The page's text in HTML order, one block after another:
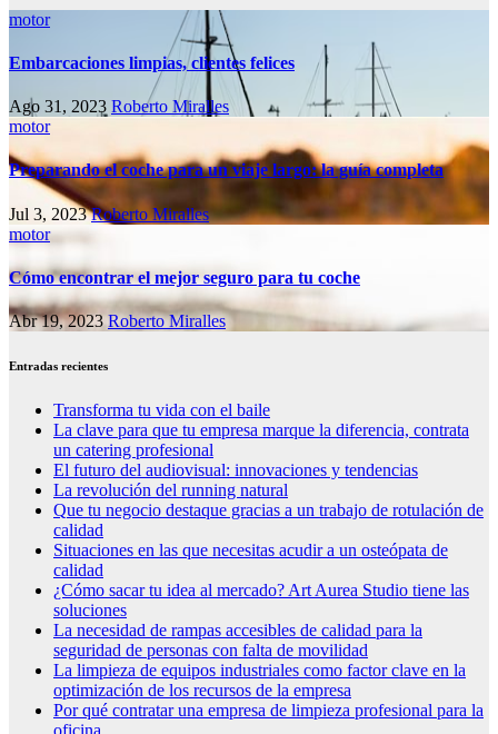
motor
Embarcaciones limpias, clientes felices
Ago 31, 2023 Roberto Miralles
motor
Preparando el coche para un viaje largo: la guía completa
Jul 3, 2023Roberto Miralles
motor
Cómo encontrar el mejor seguro para tu coche
Abr 19, 2023Roberto Miralles
Entradas recientes
Transforma tu vida con el baile
La clave para que tu empresa marque la diferencia, contrata
un catering profesional
El futuro del audiovisual: innovaciones y tendencias
La revolución del running natural
Que tu negocio destaque gracias a un trabajo de rotulación de
calidad
Situaciones en las que necesitas acudir a un osteópata de
calidad
¿Cómo sacar tu idea al mercado? Art Aurea Studio tiene las
soluciones
La necesidad de rampas accesibles de calidad para la
seguridad de personas con falta de movilidad
La limpieza de equipos industriales como factor clave en la
optimización de los recursos de la empresa
Por qué contratar una empresa de limpieza profesional para la